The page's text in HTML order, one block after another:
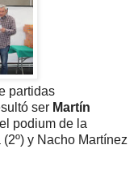
partidas
ser Martín
podium de la
y Nacho Martínez